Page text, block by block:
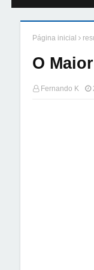
Página inicial
O
Fernando K